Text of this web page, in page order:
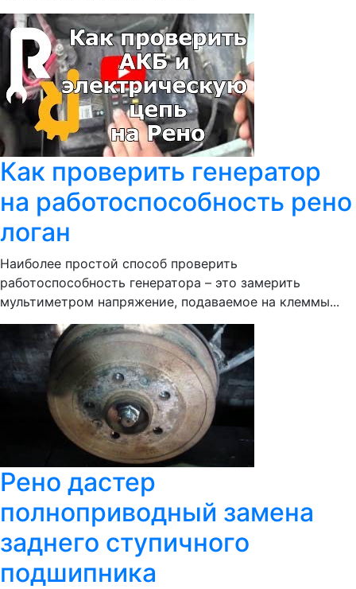
Как проверить генератор
на работоспособность рено
логан
Наиболее простой способ проверить
работоспособность генератора – это замерить
мультиметром напряжение, подаваемое на клеммы...
Рено дастер
полноприводный замена
заднего ступичного
подшипника